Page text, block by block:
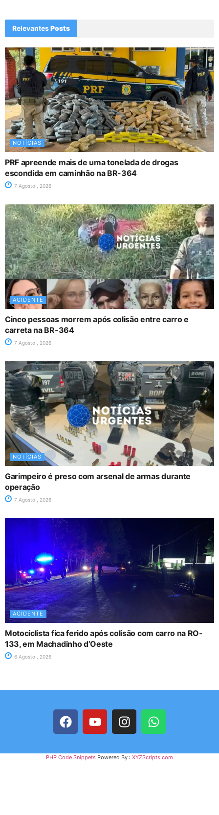
RelevantesPosts
NOTÍCIAS
PRF apreende mais de uma tonelada de drogas
escondida em caminhão na BR-364
7 Agosto , 2026
ACIDENTE
Cinco pessoas morrem após colisão entre carro e
carreta na BR-364
7 Agosto , 2026
NOTÍCIAS
Garimpeiro é preso com arsenal de armas durante
operação
7 Agosto , 2026
ACIDENTE
Motociclista fica ferido após colisão com carro na RO-
133, em Machadinho d’Oeste
6 Agosto , 2026
PHP Code Snippets Powered By : XYZScripts.com